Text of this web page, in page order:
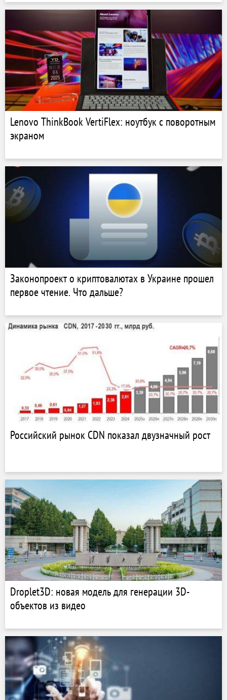
Lenovo ThinkBook VertiFlex: ноутбук с поворотным
экраном
Законопроект о криптовалютах в Украине прошел
первое чтение. Что дальше?
Российский рынок CDN показал двузначный рост
Droplet3D: новая модель для генерации 3D-
объектов из видео